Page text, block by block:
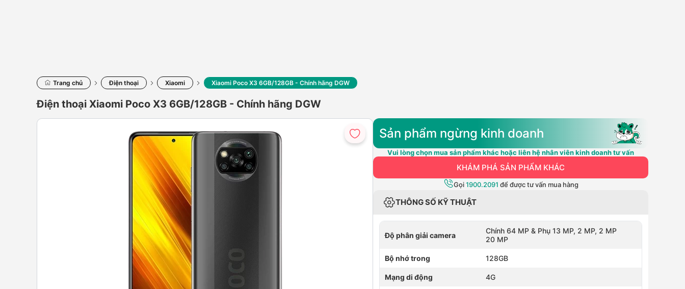
Trang chủ Điện thoại Xiaomi Xiaomi Poco X3 6GB/128GB - Chính hãng DGW
Điện thoại Xiaomi Poco X3 6GB/128GB - Chính hãng DGW
Sản phẩm ngừng kinh doanh
Vui lòng chọn mua sản phẩm khác hoặc liên hệ nhân viên kinh doanh tư vấn
KHÁM PHÁ SẢN PHẨM KHÁC
Gọi1900.2091 để được tư vấn mua hàng
THÔNG SỐ KỸ THUẬT
Độ phân giải camera
Chính 64 MP & Phụ 13 MP, 2 MP, 2 MP
20 MP
Bộ nhớ trong 128GB
Mạng di động 4G